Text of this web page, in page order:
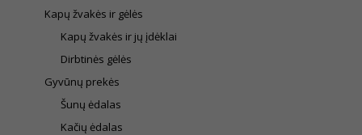
Kapų žvakės ir gėlės
Kapų žvakės ir jų įdėklai
Dirbtinės gėlės
Gyvūnų prekės
Šunų ėdalas
Kačių ėdalas